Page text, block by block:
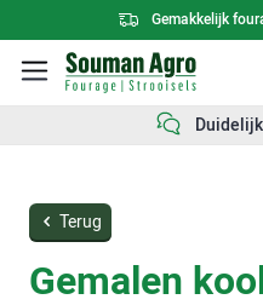
Gemakkelijk
Terug
Gemalen